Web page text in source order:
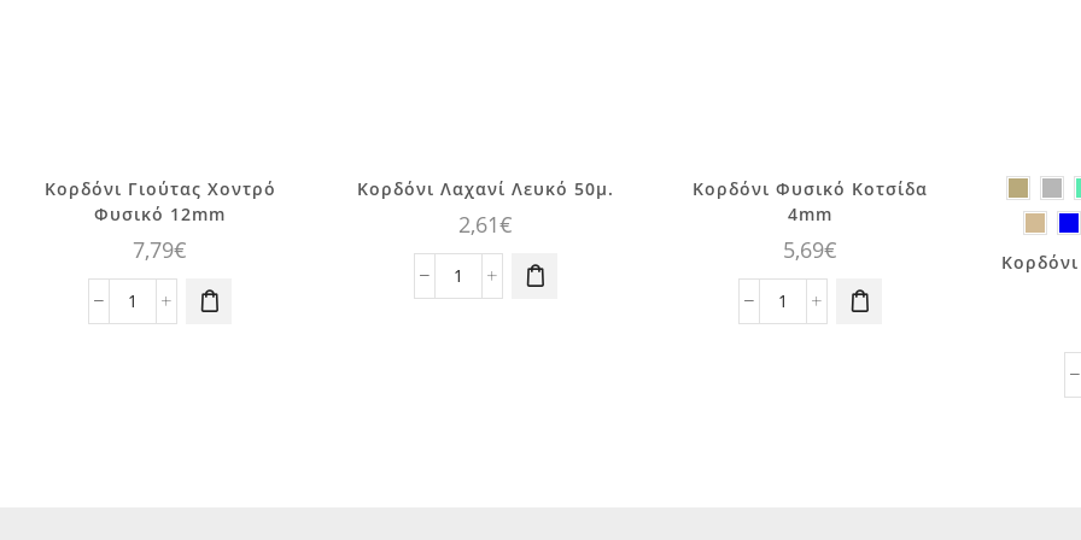
Κορδόνι Γιούτας Χοντρό
Φυσικό 12mm
7,79€
Κορδόνι
Κορδόνι Λαχανί Λευκό 50μ.
2,61€
Κορδόνι
Κορδόνι Φυσικό Κοτσίδα
4mm
5,69€
Κορδόνι